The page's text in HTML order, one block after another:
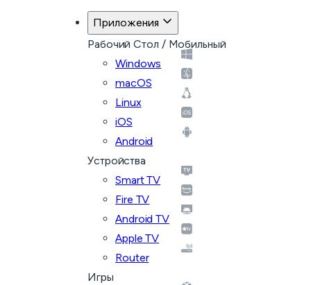
Приложения
Рабочий Стол / Мобильный
Windows
macOS
Linux
iOS
Android
Устройства
Smart TV
Fire TV
Android TV
Apple TV
Router
Игры